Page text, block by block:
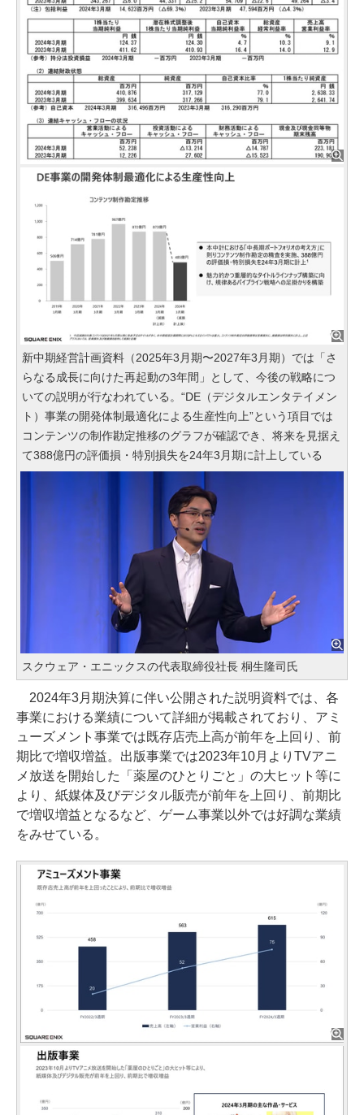
新中期経営計画資料（2025年3月期〜2027年3月期）では「さ
らなる成長に向けた再起動の3年間」として、今後の戦略につ
いての説明が行なわれている。“DE（デジタルエンタテイメン
ト）事業の開発体制最適化による生産性向上”という項目では
コンテンツの制作勘定推移のグラフが確認でき、将来を見据え
て388億円の評価損・特別損失を24年3月期に計上している
スクウェア・エニックスの代表取締役社長 桐生隆司氏
2024年3月期決算に伴い公開された説明資料では、各
事業における業績について詳細が掲載されており、アミ
ューズメント事業では既存店売上高が前年を上回り、前
期比で増収増益。出版事業では2023年10月よりTVアニ
メ放送を開始した「薬屋のひとりごと」の大ヒット等に
より、紙媒体及びデジタル販売が前年を上回り、前期比
で増収増益となるなど、ゲーム事業以外では好調な業績
をみせている。